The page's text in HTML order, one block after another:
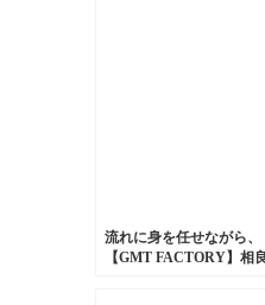
流れに身を任せながら
【GMT FACTORY】相